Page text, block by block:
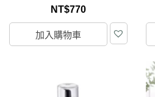
NT$770
加入購物車